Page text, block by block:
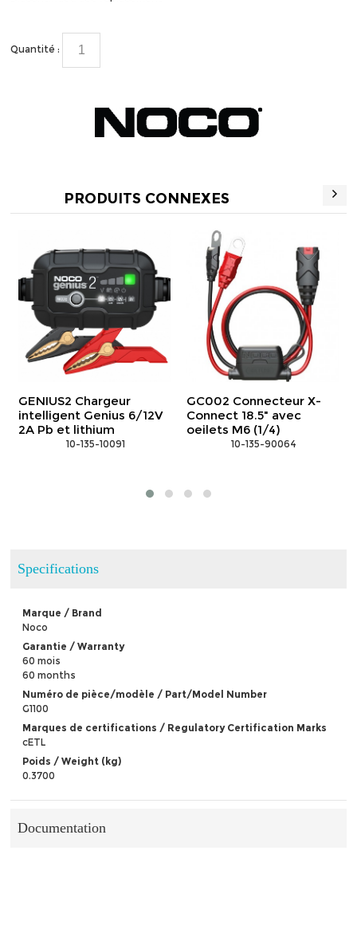
Quantité :
PRODUITS CONNEXES
GENIUS2 Chargeur
intelligent Genius 6/12V
2A Pb et lithium
10-135-10091
GC002 Connecteur X-
Connect 18.5" avec
oeilets M6 (1/4)
10-135-90064
Specifications
Marque / Brand
Noco
Garantie / Warranty
60 mois
60 months
Numéro de pièce/modèle / Part/Model Number
G1100
Marques de certifications / Regulatory Certification Marks
cETL
Poids / Weight (kg)
0.3700
Documentation